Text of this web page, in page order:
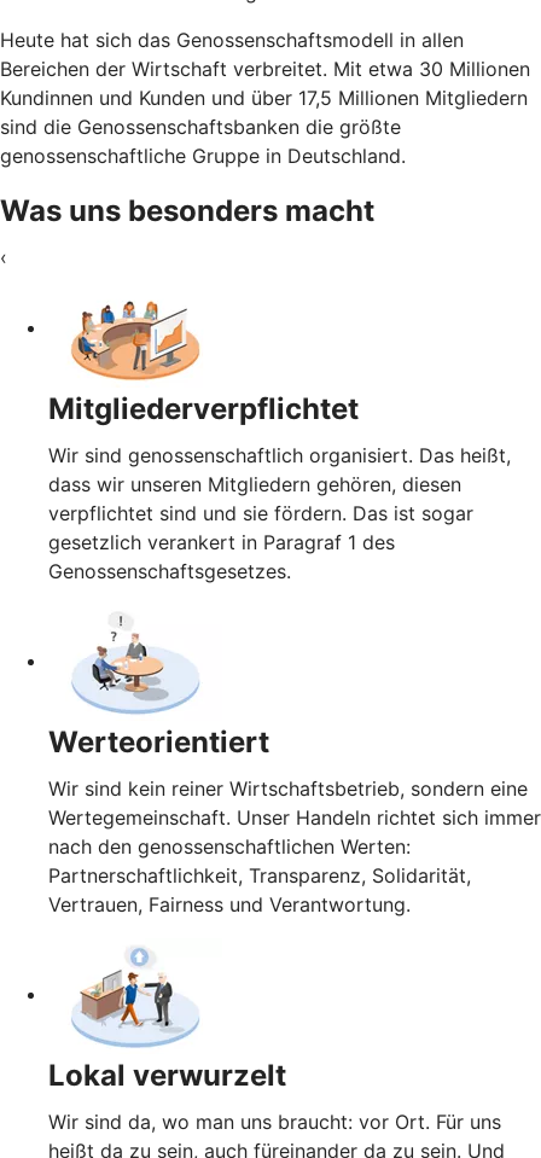
Heute hat sich das Genossenschaftsmodell in allen
Bereichen der Wirtschaft verbreitet. Mit etwa 30 Millionen
Kundinnen und Kunden und über 17,5 Millionen Mitgliedern
sind die Genossenschaftsbanken die größte
genossenschaftliche Gruppe in Deutschland.
Was uns besonders macht
‹
Mitgliederverpflichtet
Wir sind genossenschaftlich organisiert. Das heißt,
dass wir unseren Mitgliedern gehören, diesen
verpflichtet sind und sie fördern. Das ist sogar
gesetzlich verankert in Paragraf 1 des
Genossenschaftsgesetzes.
Werteorientiert
Wir sind kein reiner Wirtschaftsbetrieb, sondern eine
Wertegemeinschaft. Unser Handeln richtet sich immer
nach den genossenschaftlichen Werten:
Partnerschaftlichkeit, Transparenz, Solidarität,
Vertrauen, Fairness und Verantwortung.
Lokal verwurzelt
Wir sind da, wo man uns braucht: vor Ort. Für uns
heißt da zu sein, auch füreinander da zu sein. Und